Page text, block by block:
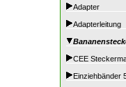
Adapter
Adapterleitung
CEE
Einziehbänder